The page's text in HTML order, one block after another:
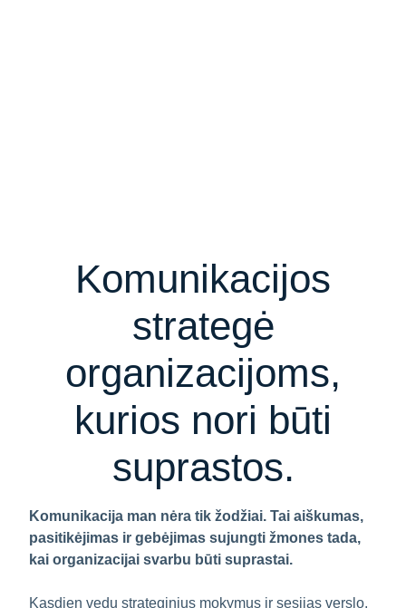
Komunikacijos
strategė
organizacijoms,
kurios nori būti
suprastos.
Komunikacija man nėra tik žodžiai. Tai aiškumas,
pasitikėjimas ir gebėjimas sujungti žmones tada,
kai organizacijai svarbu būti suprastai.
Kasdien vedu strateginius mokymus ir sesijas verslo,